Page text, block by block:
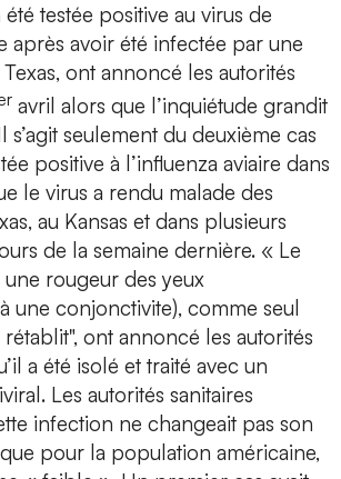
testée positive au virus de
après avoir été infectée par une
ont annoncé les autorités
avril alors que l’inquiétude grandit
s’agit seulement du deuxième cas
positive à l’influenza aviaire dans
le virus a rendu malade des
au Kansas et dans plusieurs
de la semaine dernière. « Le
rougeur des yeux
une conjonctivite), comme seul
ont annoncé les autorités
a été isolé et traité avec un
Les autorités sanitaires
infection ne changeait pas son
pour la population américaine,